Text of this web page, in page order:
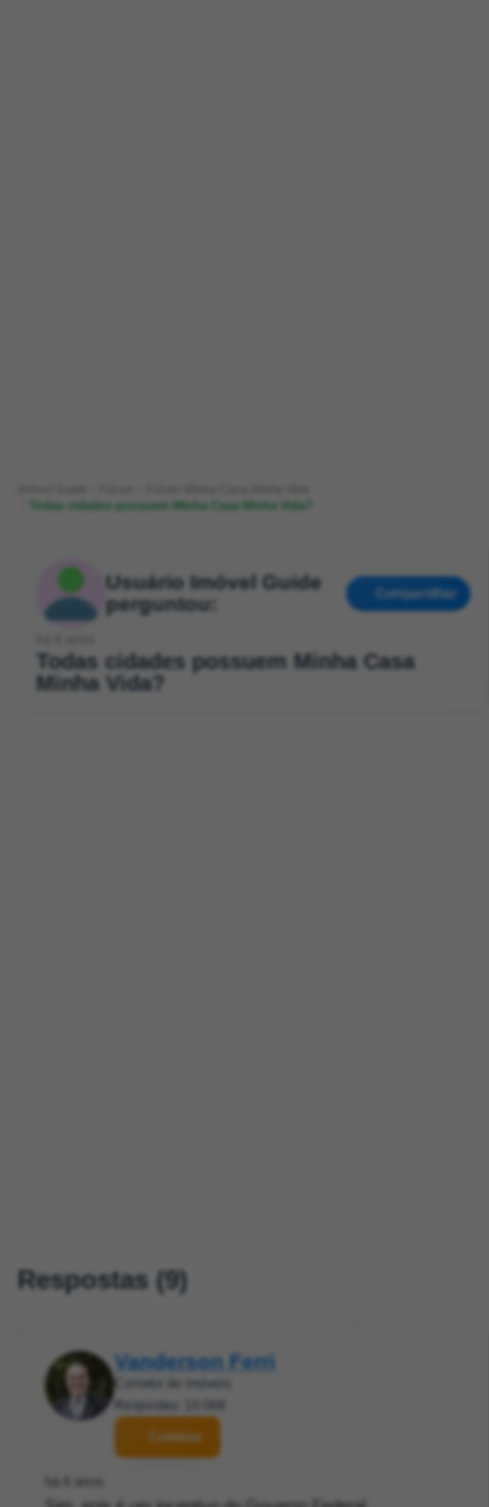
Todas cidades possuem Minha Casa Minha Vida?
Usuário Imóvel Guide
perguntou:
Compartilhar
Todas cidades possuem Minha Casa
Minha Vida?
Respostas (9)
Vanderson Ferri
Contatar